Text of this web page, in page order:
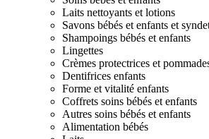
Laits nettoyants et lotions
Savons bébés et enfants et
Shampoings bébés et enfants
Lingettes
Crèmes protectrices et
Dentifrices enfants
Forme et vitalité enfants
Coffrets soins bébés et enfants
Autres soins bébés et enfants
Alimentation bébés